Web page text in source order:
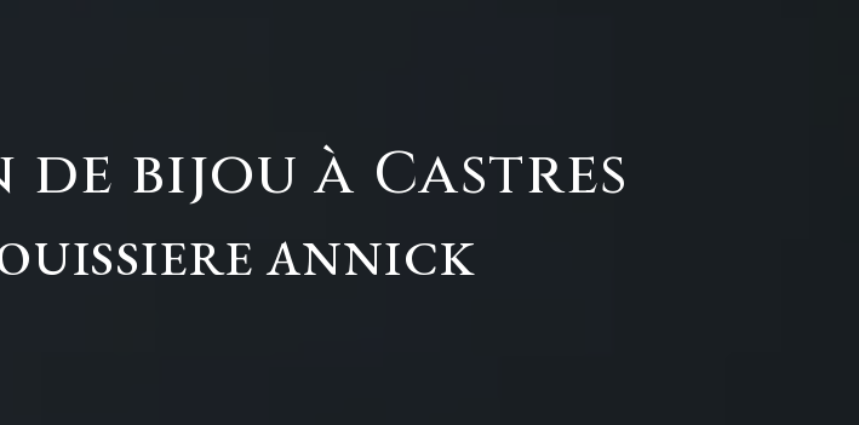
bijou à Castres
ANNICK